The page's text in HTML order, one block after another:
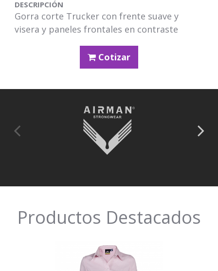
DESCRIPCIÓN
Gorra corte Trucker con frente suave y
visera y paneles frontales en contraste
Cotizar
Productos Destacados